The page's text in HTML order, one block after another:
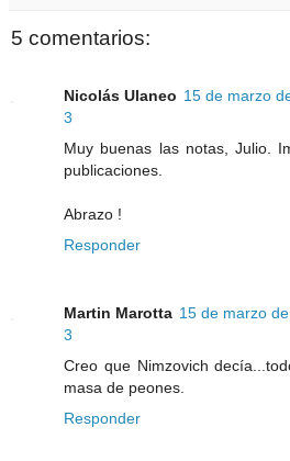
5 comentarios:
Nicolás Ulaneo 15 de marzo
3
Muy buenas las notas, Julio.
publicaciones.
Abrazo !
Responder
Martin Marotta 15 de marzo
3
Creo que Nimzovich
masa de peones.
Responder